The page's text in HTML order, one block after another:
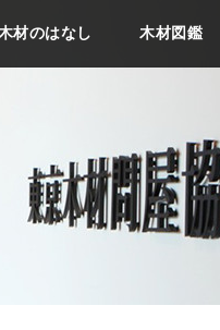
材のはなし 木材図鑑